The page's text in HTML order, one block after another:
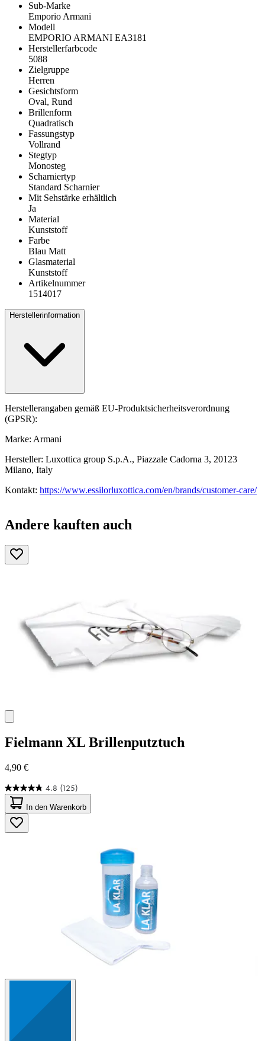
Sub-Marke
Emporio Armani
Modell
EMPORIO ARMANI EA3181
Herstellerfarbcode
5088
Zielgruppe
Herren
Gesichtsform
Oval, Rund
Brillenform
Quadratisch
Fassungstyp
Vollrand
Stegtyp
Monosteg
Scharniertyp
Standard Scharnier
Mit Sehstärke erhältlich
Ja
Material
Kunststoff
Farbe
Blau Matt
Glasmaterial
Kunststoff
Artikelnummer
1514017
Herstellerinformation
Herstellerangaben gemäß EU-Produktsicherheitsverordnung
(GPSR):
Marke: Armani
Hersteller: Luxottica group S.p.A., Piazzale Cadorna 3, 20123
Milano, Italy
Kontakt: https://www.essilorluxottica.com/en/brands/customer-care/
Andere kauften auch
Fielmann XL Brillenputztuch
4,90 €
4.8 (125)
4.8
von
5
Sternen.
125
In den Warenkorb